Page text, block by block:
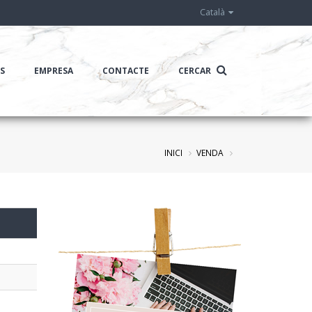
Català
EMPRESA CONTACTE CERCAR
INICI VENDA